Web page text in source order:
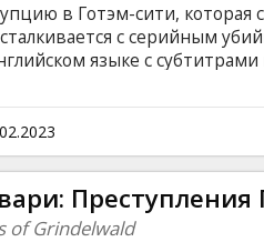
в Готэм-сити, которая
с серийным
языке с
of Grindelwald